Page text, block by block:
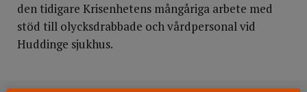
den tidigare Krisenhetens mångåriga arbete med
stöd till olycksdrabbade och vårdpersonal vid
Huddinge sjukhus.